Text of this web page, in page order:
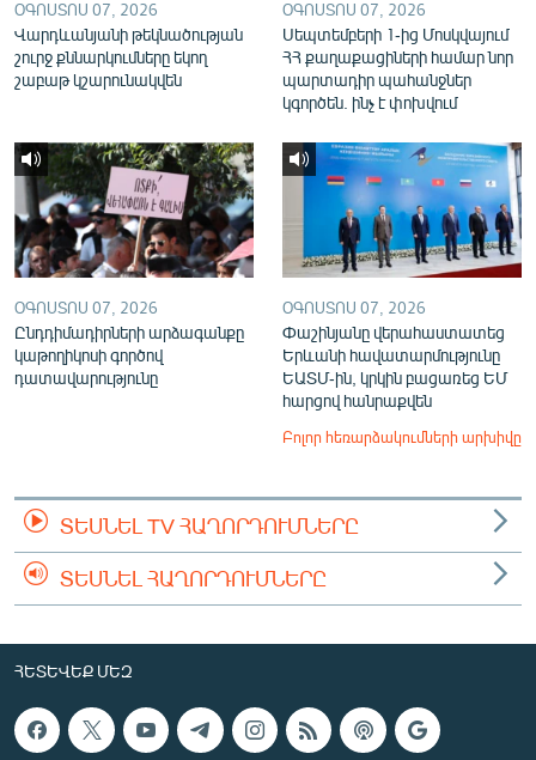
ՕԳՈՍՏՈՍ 07, 2026
Վարդևանյանի թեկնածության
շուրջ քննարկումները եկող
շաբաթ կշարունակվեն
ՕԳՈՍՏՈՍ 07, 2026
Սեպտեմբերի 1-ից Մոսկվայում
ՀՀ քաղաքացիների համար նոր
պարտադիր պահանջներ
կգործեն. ինչ է փոխվում
ՕԳՈՍՏՈՍ 07, 2026
Ընդդիմադիրների արձագանքը
կաթողիկոսի գործով
դատավարությունը
ՕԳՈՍՏՈՍ 07, 2026
Փաշինյանը վերահաստատեց
Երևանի հավատարմությունը
ԵԱՏՄ-ին, կրկին բացառեց ԵՄ
հարցով հանրաքվեն
Բոլոր հեռարձակումների արխիվը
ՏԵՍՆԵԼ TV ՀԱՂՈՐԴՈՒՄՆԵՐԸ
ՏԵՍՆԵԼ ՀԱՂՈՐԴՈՒՄՆԵՐԸ
ՀԵՏԵՎԵՔ ՄԵԶ